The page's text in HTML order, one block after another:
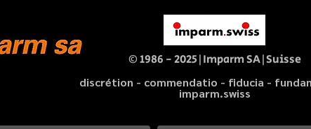
© 1986 - 2025|Imparm SA|Suisse
discrétion - commendatio - fiducia -
imparm.swiss